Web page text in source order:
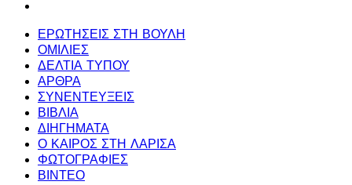
ΕΡΩΤΗΣΕΙΣ ΣΤΗ ΒΟΥΛΗ
ΟΜΙΛΙΕΣ
ΔΕΛΤΙΑ ΤΥΠΟΥ
ΑΡΘΡΑ
ΣΥΝΕΝΤΕΥΞΕΙΣ
ΒΙΒΛΙΑ
ΔΙΗΓΗΜΑΤΑ
Ο ΚΑΙΡΟΣ ΣΤΗ ΛΑΡΙΣΑ
ΦΩΤΟΓΡΑΦΙΕΣ
ΒΙΝΤΕΟ